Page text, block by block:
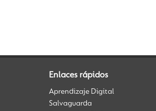
Enlaces rápidos
Aprendizaje Digital
Salvaguarda